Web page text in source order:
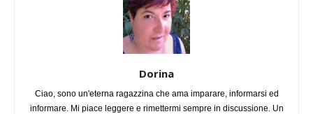
Dorina
Ciao, sono un'eterna ragazzina che ama imparare, informarsi ed
informare. Mi piace leggere e rimettermi sempre in discussione. Un